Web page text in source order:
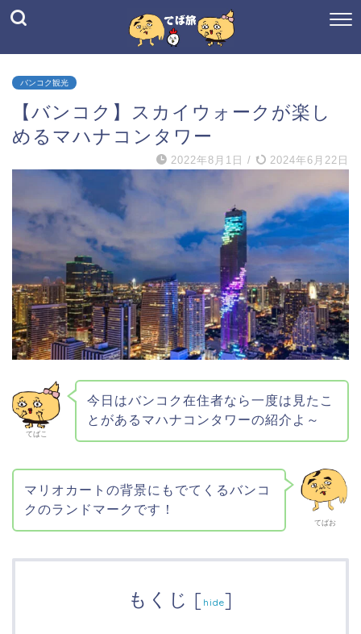
バンコク観光
【バンコク】スカイウォークが楽し
めるマハナコンタワー
2022年8月1日 / 2024年6月22日
てばこ
今日はバンコク在住者なら一度は見たこ
とがあるマハナコンタワーの紹介よ～
てばお
マリオカートの背景にもでてくるバンコ
クのランドマークです！
もくじ [ hide]